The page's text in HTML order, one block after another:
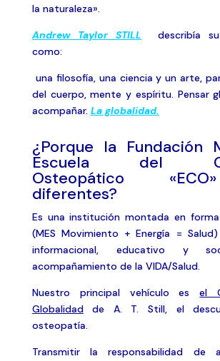
la naturaleza».
Andrew Taylor STILL
describía
como:
una filosofía, una ciencia y un arte,
del cuerpo, mente y espíritu. Pensar
acompañar. La globalidad.
¿Porque la Fundación
Escuela del
Osteopático
diferentes?
Es una institución montada en
(MES Movimiento + Energía =
informacional, educativo y
acompañamiento de la VIDA/Salud.
Nuestro principal vehículo esel
Globalidadde A. T. Still, el
osteopatía.
Transmitir la responsabilidad de